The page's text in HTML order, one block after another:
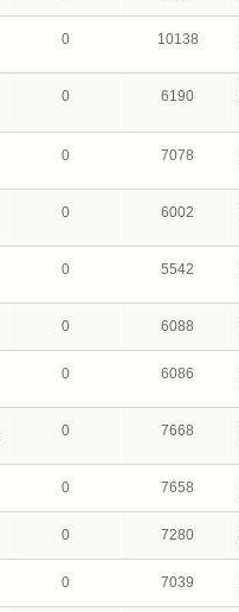
0 10138
0 6190
0 7078
0 6002
0 5542
0 6088
0 6086
0 7668
0 7658
0 7280
0 7039